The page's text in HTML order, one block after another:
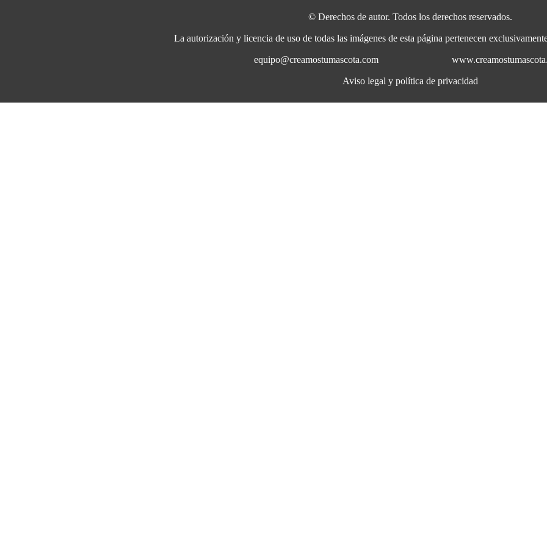
© Derechos de autor. Todos los derechos reservados.
La autorización y licencia de uso de todas las imágenes de esta página pertenecen
equipo@creamostumascota.com
Aviso legal y política de privacidad